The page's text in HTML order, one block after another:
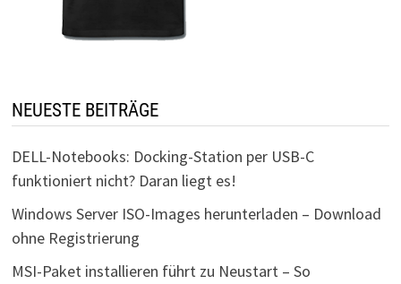
NEUESTE BEITRÄGE
DELL-Notebooks: Docking-Station per USB-C
funktioniert nicht? Daran liegt es!
Windows Server ISO-Images herunterladen – Download
ohne Registrierung
MSI-Paket installieren führt zu Neustart – So